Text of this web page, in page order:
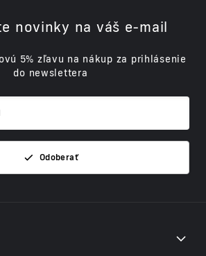
novinky na váš e-mail
5% zľavu na nákup za prihlásenie
do newslettera
Odoberať